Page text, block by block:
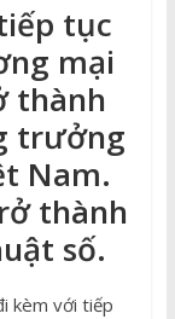
tục
mại
thành
trưởng
Nam.
thành
số.
kèm với tiếp